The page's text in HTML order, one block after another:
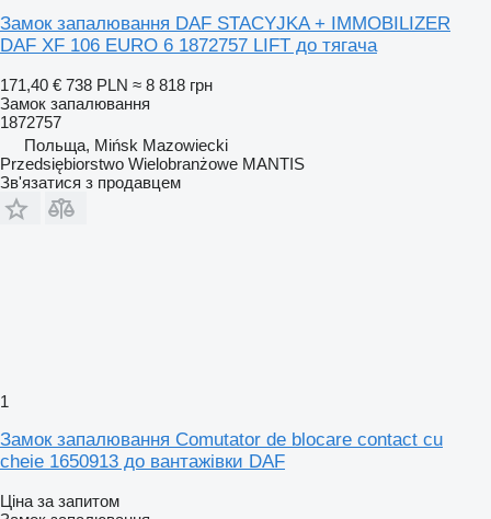
Замок запалювання DAF STACYJKA + IMMOBILIZER
DAF XF 106 EURO 6 1872757 LIFT до тягача
171,40 € 738 PLN ≈ 8 818 грн
Замок запалювання
1872757
Польща, Mińsk Mazowiecki
Przedsiębiorstwo Wielobranżowe MANTIS
Зв'язатися з продавцем
1
Замок запалювання Comutator de blocare contact cu
cheie 1650913 до вантажівки DAF
Ціна за запитом